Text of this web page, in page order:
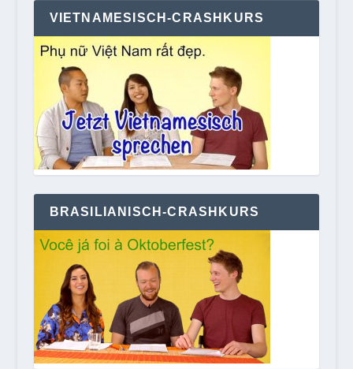
VIETNAMESISCH-CRASHKURS
BRASILIANISCH-CRASHKURS